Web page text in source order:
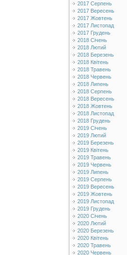
2017 Серпень
2017 Вересень
2017 Жовтень
2017 Листопад
2017 Грудень
2018 Січень
2018 Лютий
2018 Березень
2018 Квітень
2018 Травень
2018 Червень
2018 Липень
2018 Серпень
2018 Вересень
2018 Жовтень
2018 Листопад
2018 Грудень
2019 Січень
2019 Лютий
2019 Березень
2019 Квітень
2019 Травень
2019 Червень
2019 Липень
2019 Серпень
2019 Вересень
2019 Жовтень
2019 Листопад
2019 Грудень
2020 Січень
2020 Лютий
2020 Березень
2020 Квітень
2020 Травень
2020 Червень